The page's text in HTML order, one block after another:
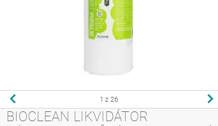
1 z 26
BIOCLEAN LIKVIDÁTOR